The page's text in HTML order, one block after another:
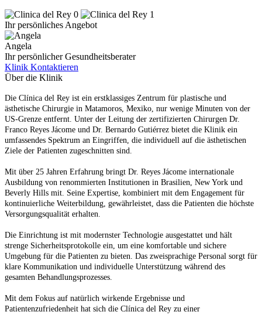
Ihr persönliches Angebot
Angela
Ihr persönlicher Gesundheitsberater
Klinik Kontaktieren
Über die Klinik
Die Clínica del Rey ist ein erstklassiges Zentrum für plastische und
ästhetische Chirurgie in Matamoros, Mexiko, nur wenige Minuten von der
US-Grenze entfernt. Unter der Leitung der zertifizierten Chirurgen Dr.
Franco Reyes Jácome und Dr. Bernardo Gutiérrez bietet die Klinik ein
umfassendes Spektrum an Eingriffen, die individuell auf die ästhetischen
Ziele der Patienten zugeschnitten sind.
Mit über 25 Jahren Erfahrung bringt Dr. Reyes Jácome internationale
Ausbildung von renommierten Institutionen in Brasilien, New York und
Beverly Hills mit. Seine Expertise, kombiniert mit dem Engagement für
kontinuierliche Weiterbildung, gewährleistet, dass die Patienten die höchste
Versorgungsqualität erhalten.
Die Einrichtung ist mit modernster Technologie ausgestattet und hält
strenge Sicherheitsprotokolle ein, um eine komfortable und sichere
Umgebung für die Patienten zu bieten. Das zweisprachige Personal sorgt für
klare Kommunikation und individuelle Unterstützung während des
gesamten Behandlungsprozesses.
Mit dem Fokus auf natürlich wirkende Ergebnisse und
Patientenzufriedenheit hat sich die Clínica del Rey zu einer